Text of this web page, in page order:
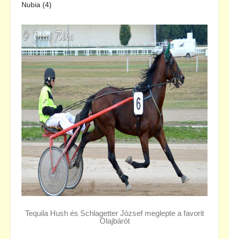
Nubia (4)
Tequila Hush és Schlagetter József meglepte a favorit
Olajbárót